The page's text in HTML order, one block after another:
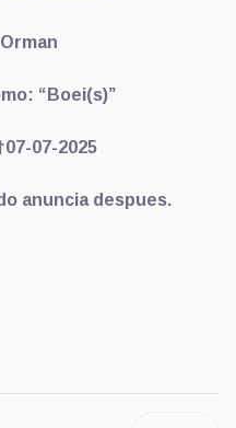
“Boei(s)”
07-2025
anuncia despues.